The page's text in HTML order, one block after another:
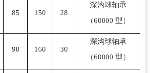
85 150 28
深沟球轴承
（60000 型）
90 160 30
深沟球轴承
（60000 型）